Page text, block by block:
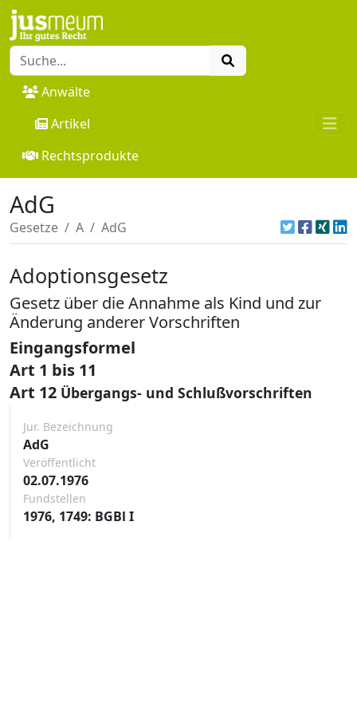
Anwälte
Artikel
Rechtsprodukte
AdG
Gesetze A AdG
Adoptionsgesetz
Gesetz über die Annahme als Kind und zur
Änderung anderer Vorschriften
Eingangsformel
Art 1 bis 11
Art 12 Übergangs- und Schlußvorschriften
Jur. Bezeichnung
AdG
Veröffentlicht
02.07.1976
Fundstellen
1976, 1749: BGBl I